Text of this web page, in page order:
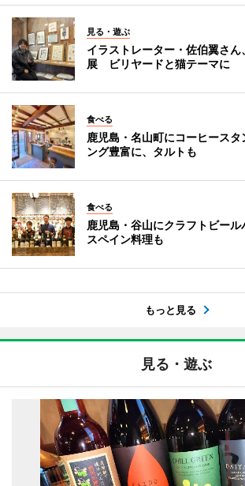
見る・遊ぶ
イラストレーター・佐伯翼さ
展 ビリヤードと猫テーマに
食べる
鹿児島・名山町にコーヒース
ング豊富に、タルトも
食べる
鹿児島・谷山にクラフトビー
スペイン料理も
もっと見る
見る・遊ぶ